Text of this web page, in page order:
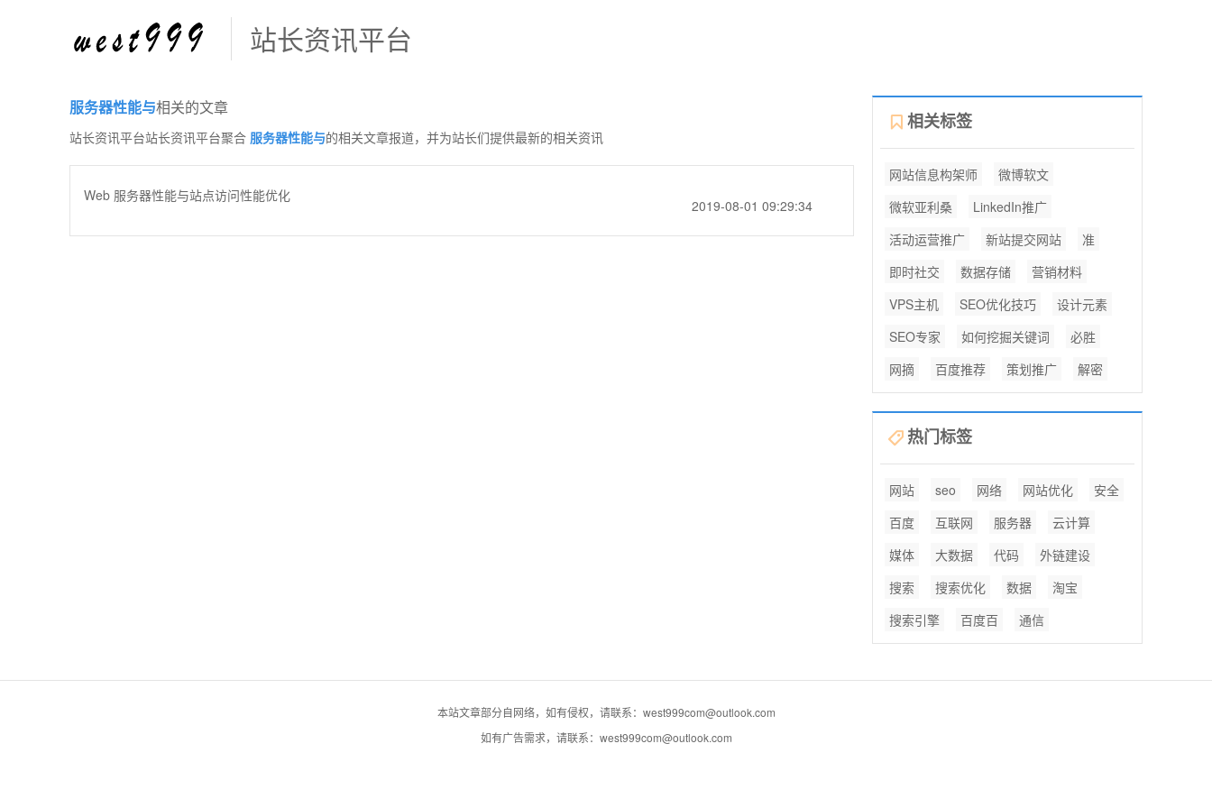
站长资讯平台
服务器性能与相关的文章
站长资讯平台站长资讯平台聚合 服务器性能与的相关文章报道，并为站长们提供最新的相关资讯
Web 服务器性能与站点访问性能优化
2019-08-01 09:29:34
相关标签
网站信息构架师
微博软文
微软亚利桑
LinkedIn推广
活动运营推广
新站提交网站
准
即时社交
数据存储
营销材料
VPS主机
SEO优化技巧
设计元素
SEO专家
如何挖掘关键词
必胜
网摘
百度推荐 策划推广 解密
热门标签
网站 seo 网络 网站优化
安全
百度
互联网 服务器
云计算
媒体
大数据 代码
外链建设
搜索
搜索优化 数据
淘宝
搜索引擎
百度百 通信
本站文章部分自网络，如有侵权，请联系：west999com@outlook.com
如有广告需求，请联系：west999com@outlook.com